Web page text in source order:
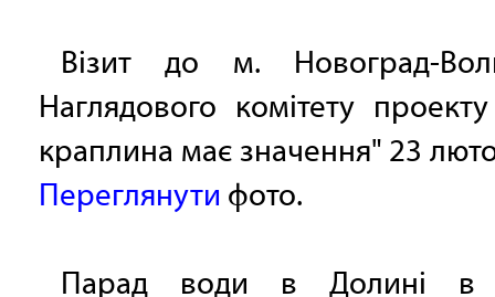
Візит до м. Новоград-
Наглядового комітету
краплина має значення" 23
Переглянути фото.
Парад води в Долині в